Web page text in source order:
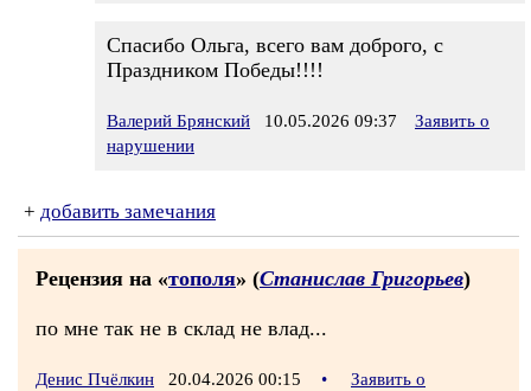
Спасибо Ольга, всего вам доброго, с
Праздником Победы!!!!
Валерий Брянский 10.05.2026 09:37
Заявить о
нарушении
+ добавить замечания
Рецензия на «тополя» (Станислав Григорьев)
по мне так не в склад не влад...
Денис Пчёлкин 20.04.2026 00:15 •
Заявить о